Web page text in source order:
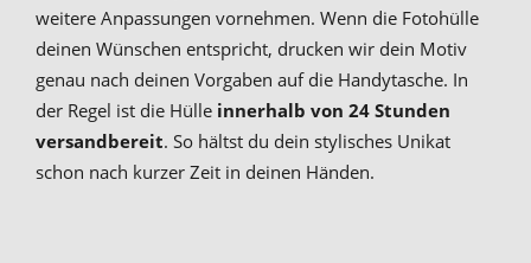
weitere Anpassungen vornehmen. Wenn die Fotohülle
deinen Wünschen entspricht, drucken wir dein Motiv
genau nach deinen Vorgaben auf die Handytasche. In
der Regel ist die Hülle innerhalb von 24 Stunden
versandbereit. So hältst du dein stylisches Unikat
schon nach kurzer Zeit in deinen Händen.